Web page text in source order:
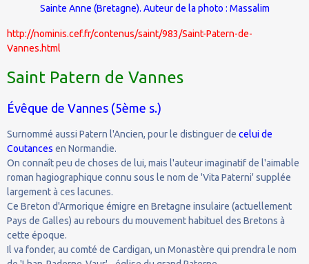
Sainte Anne (Bretagne). Auteur de la photo : Massalim
http://nominis.cef.fr/contenus/saint/983/Saint-Patern-de-
Vannes.html
Saint Patern de Vannes
Évêque de Vannes (5ème s.)
Surnommé aussi Patern l'Ancien, pour le distinguer de celui de
Coutances en Normandie.
On connaît peu de choses de lui, mais l'auteur imaginatif de l'aimable
roman hagiographique connu sous le nom de 'Vita Paterni' supplée
largement à ces lacunes.
Ce Breton d'Armorique émigre en Bretagne insulaire (actuellement
Pays de Galles) au rebours du mouvement habituel des Bretons à
cette époque.
Il va fonder, au comté de Cardigan, un Monastère qui prendra le nom